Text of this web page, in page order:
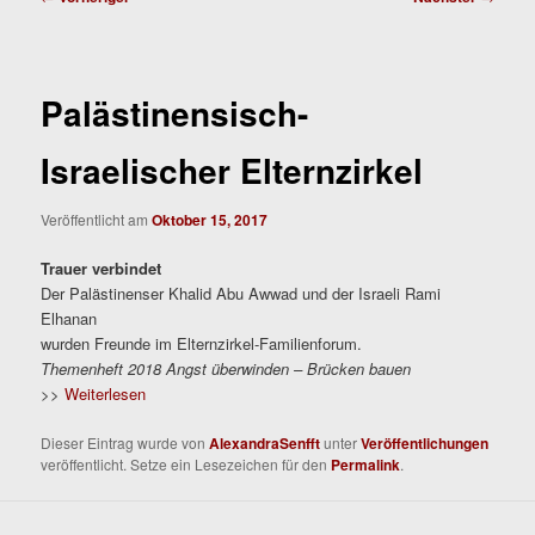
Palästinensisch-
Israelischer Elternzirkel
Veröffentlicht amOktober 15, 2017
Trauer verbindet
Der Palästinenser Khalid Abu Awwad und der Israeli Rami
Elhanan
wurden Freunde im Elternzirkel-Familienforum.
Themenheft 2018 Angst überwinden – Brücken bauen
>>Weiterlesen
Dieser Eintrag wurde vonAlexandraSenfftunterVeröffentlichungen
veröffentlicht. Setze ein Lesezeichen für den Permalink.